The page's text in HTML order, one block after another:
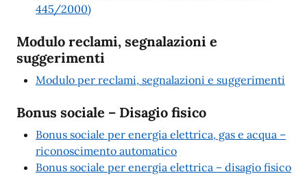
445/2000)
Modulo reclami, segnalazioni e
suggerimenti
Modulo per reclami, segnalazioni e suggerimenti
Bonus sociale – Disagio fisico
Bonus sociale per energia elettrica, gas e acqua –
riconoscimento automatico
Bonus sociale per energia elettrica – disagio fisico